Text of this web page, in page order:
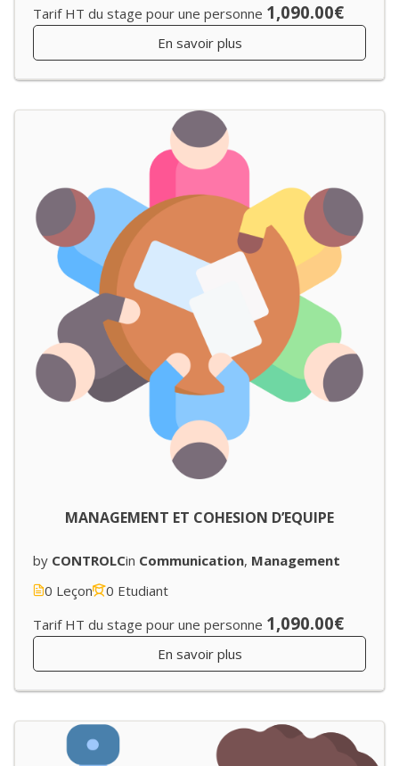
Tarif HT du stage pour une personne 1,090.00€
En savoir plus
MANAGEMENT ET COHESION D’EQUIPE
by CONTROLCin Communication, Management
0 Leçon
0 Etudiant
Tarif HT du stage pour une personne 1,090.00€
En savoir plus